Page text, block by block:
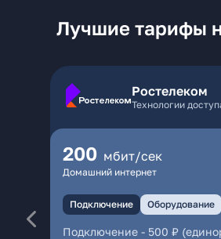
Лучшие тарифы
Ростелеком
Технологии
200 мбит/сек
Домашний интернет
Подключение Оборудование
Подключение - 500 ₽